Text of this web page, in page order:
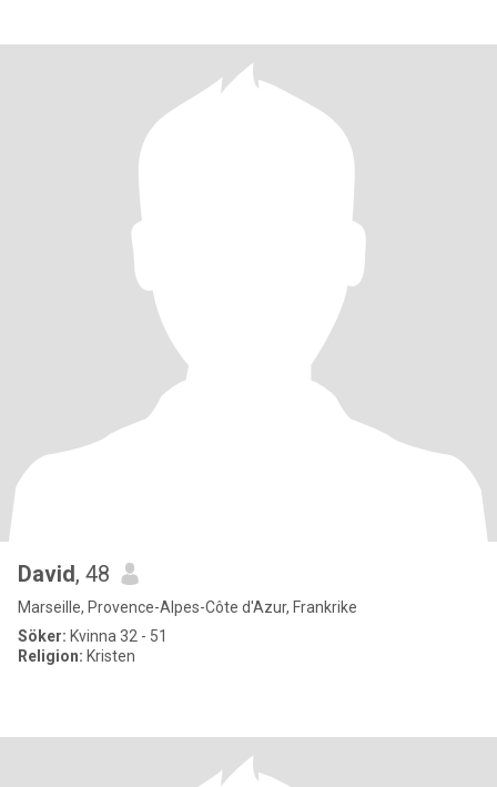
David, 48
Marseille, Provence-Alpes-Côte d'Azur, Frankrike
Söker: Kvinna 32 - 51
Religion: Kristen